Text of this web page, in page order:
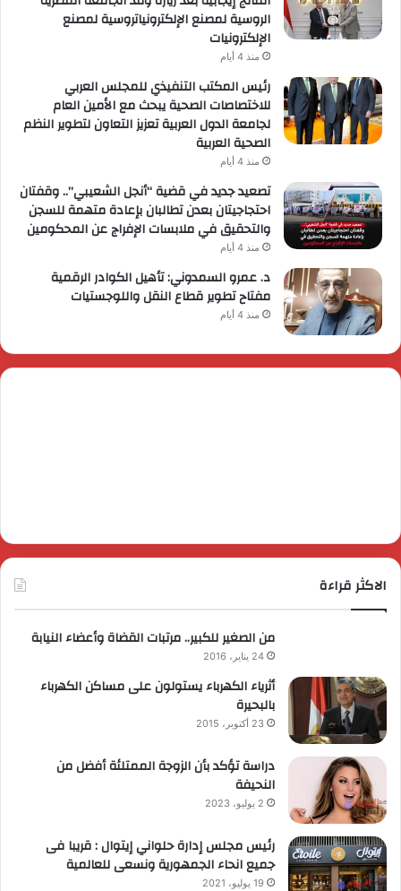
الروسية لمصنع الإلكترونياتروسية لمصنع
الإلكترونيات
منذ 4 أيام
رئيس المكتب التنفيذي للمجلس العربي
للاختصاصات الصحية يبحث مع الأمين العام
لجامعة الدول العربية تعزيز التعاون لتطوير النظم
الصحية العربية
منذ 4 أيام
تصعيد جديد في قضية “أنجل الشعيبي”.. وقفتان
احتجاجيتان بعدن تطالبان بإعادة متهمة للسجن
والتحقيق في ملابسات الإفراج عن المحكومين
منذ 4 أيام
د. عمرو السمدوني: تأهيل الكوادر الرقمية
مفتاح تطوير قطاع النقل واللوجستيات
منذ 4 أيام
الاكثر قراءة
من الصغير للكبير.. مرتبات القضاة وأعضاء النيابة
24 يناير، 2016
أثرياء الكهرباء يستولون على مساكن الكهرباء
بالبحيرة
23 أكتوبر، 2015
دراسة تؤكد بأن الزوجة الممتلئة أفضل من
النحيفة
2 يوليو، 2023
رئيس مجلس إدارة حلواني إيتوال : قريبا فى
جميع انحاء الجمهورية ونسعى للعالمية
19 يوليو، 2021